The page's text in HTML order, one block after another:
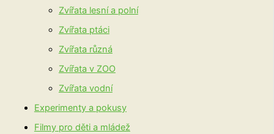
Zvířata lesní a polní
Zvířata ptáci
Zvířata různá
Zvířata v ZOO
Zvířata vodní
Experimenty a pokusy
Filmy pro děti a mládež